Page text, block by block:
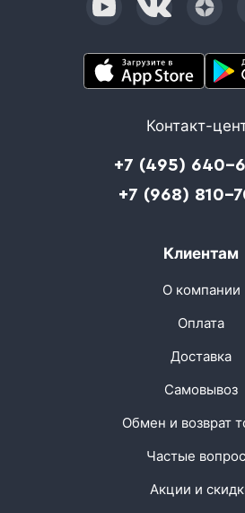
Контакт-
+7 (495) 640-
+7 (968) 810-
Клиентам
О компании
Оплата
Доставка
Самовывоз
Обмен и возврат
Частые
Акции и